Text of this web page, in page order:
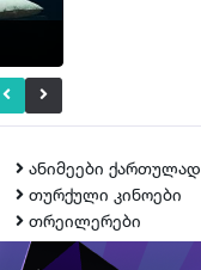
ანიმეები ქართულად
თურქული კინოები
თრეილერები